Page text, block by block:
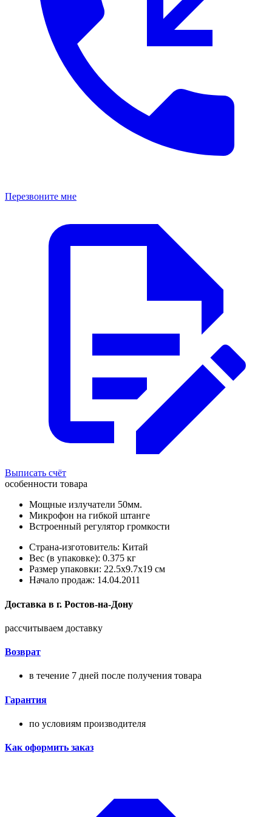
Перезвоните мне
Выписать счёт
особенности товара
Мощные излучатели 50мм.
Микрофон на гибкой штанге
Встроенный регулятор громкости
Страна-изготовитель: Китай
Вес (в упаковке): 0.375 кг
Размер упаковки: 22.5x9.7x19 см
Начало продаж: 14.04.2011
Доставка в г. Ростов-на-Дону
рассчитываем доставку
Возврат
в течение 7 дней после получения товара
Гарантия
по условиям производителя
Как оформить заказ